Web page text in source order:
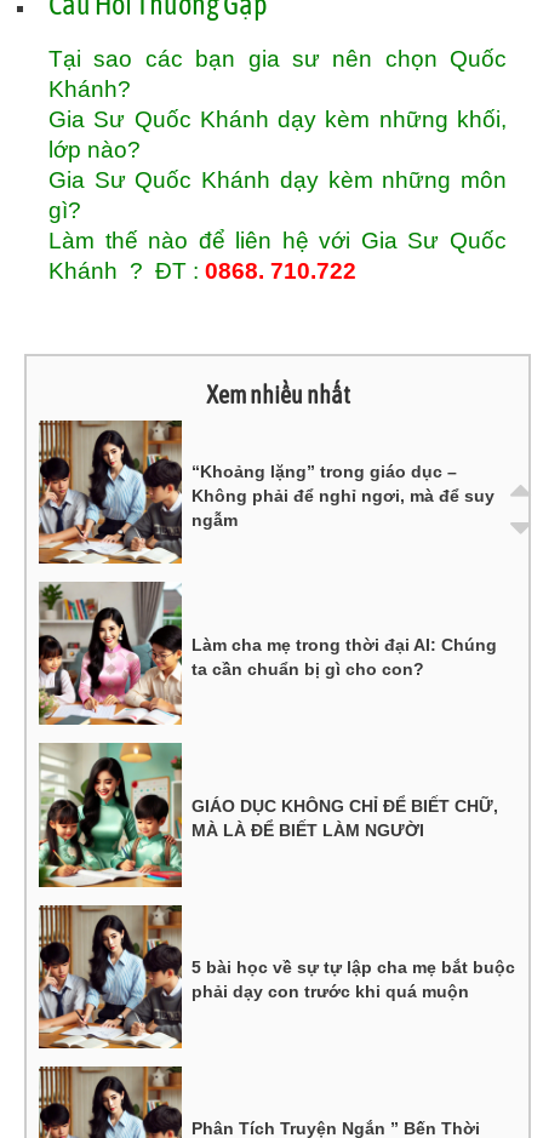
Tại sao các bạn gia sư nên chọn Quốc
Khánh?
Gia Sư Quốc Khánh dạy kèm những khối,
lớp nào?
Gia Sư Quốc Khánh dạy kèm những môn
gì?
Làm thế nào để liên hệ với Gia Sư Quốc
Khánh ? ĐT : 0868. 710.722
Xem nhiều nhất
“Khoảng lặng” trong giáo dục –
Không phải để nghỉ ngơi, mà để suy
ngẫm
Làm cha mẹ trong thời đại AI: Chúng
ta cần chuẩn bị gì cho con?
GIÁO DỤC KHÔNG CHỈ ĐỂ BIẾT CHỮ,
MÀ LÀ ĐỂ BIẾT LÀM NGƯỜI
5 bài học về sự tự lập cha mẹ bắt buộc
phải dạy con trước khi quá muộn
Phân Tích Truyện Ngắn ” Bến Thời